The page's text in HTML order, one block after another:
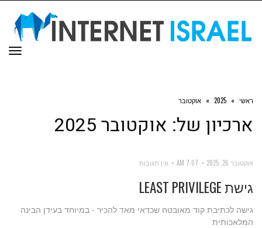
ראשי »
2025
» אוקטובר
ארכיון של: אוקטובר 2025
אוקטובר 26, 2025 7:07 AM אין תגובות
גישת LEAST PRIVILEGE
גישה לכתיבת קוד מאובטח שכדאי מאד להכיר - במיוחד בעידן הבינה
המלאכותית